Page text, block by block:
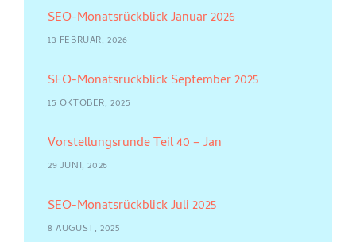
SEO-Monatsrückblick Januar 2026
13 FEBRUAR, 2026
SEO-Monatsrückblick September 2025
15 OKTOBER, 2025
Vorstellungsrunde Teil 40 – Jan
29 JUNI, 2026
SEO-Monatsrückblick Juli 2025
8 AUGUST, 2025